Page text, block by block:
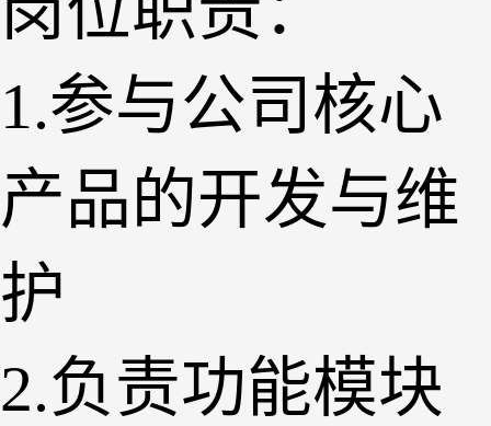
1.参与公司核心
产品的开发与维
护
2.负责功能模块